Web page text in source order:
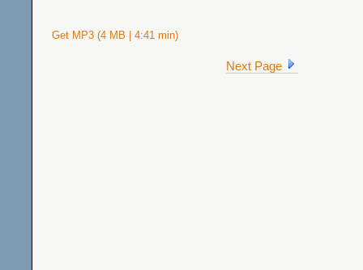
Get MP3 (4 MB | 4:41 min)
Next Page